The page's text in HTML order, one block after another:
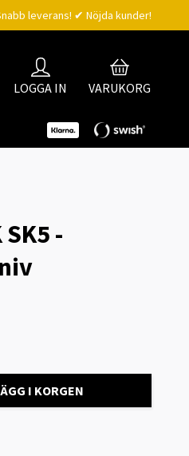
leverans! ✔ Nöjda kunder!
LOGGA IN VARUKORG
-
I KORGEN